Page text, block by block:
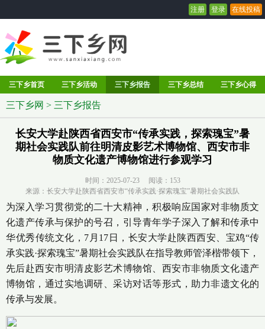
注册 登录 在线投稿
三下乡首页 三下乡活动 三下乡报告 三下乡总结 三下乡心得
三下乡网 > 三下乡报告
长安大学赴陕西省西安市“传承实践，探索瑰宝”暑
期社会实践队前往明清皮影艺术博物馆、西安市非
物质文化遗产博物馆进行参观学习
时间：2025-07-23 阅读： 153
来源：长安大学赴陕西省西安市“传承实践·探索瑰宝”暑期社会实践队
为深入学习贯彻党的二十大精神，积极响应国家对非物质文
化遗产传承与保护的号召，引导青年学子深入了解和传承中
华优秀传统文化，7月17日，长安大学赴陕西西安、宝鸡“传
承实践·探索瑰宝”暑期社会实践队在指导教师管泽楷带领下，
先后赴西安市明清皮影艺术博物馆、西安市非物质文化遗产
博物馆，通过实地调研、采访对话等形式，助力非遗文化的
传承与发展。